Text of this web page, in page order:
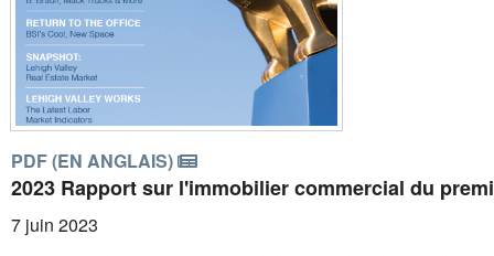
PDF (EN ANGLAIS)
2023 Rapport sur l'immobilier commercial du
7 juin 2023